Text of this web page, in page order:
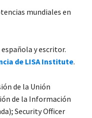
mundiales en
y escritor.
de LISA Institute.
de la Unión
de la Información
Security Officer